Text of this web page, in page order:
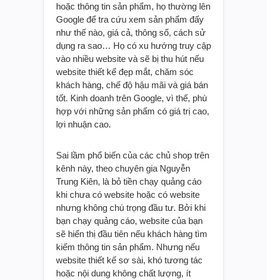
hoặc thông tin sản phẩm, họ thường lên
Google để tra cứu xem sản phẩm đấy
như thế nào, giá cả, thông số, cách sử
dụng ra sao… Họ có xu hướng truy cập
vào nhiều website và sẽ bị thu hút nếu
website thiết kế đẹp mắt, chăm sóc
khách hàng, chế độ hậu mãi và giá bán
tốt. Kinh doanh trên Google, vì thế, phù
hợp với những sản phẩm có giá trị cao,
lợi nhuận cao.
Sai lầm phổ biến của các chủ shop trên
kênh này, theo chuyên gia Nguyễn
Trung Kiên, là bỏ tiền chạy quảng cáo
khi chưa có website hoặc có website
nhưng không chú trọng đầu tư. Bởi khi
bạn chạy quảng cáo, website của bạn
sẽ hiển thị đầu tiên nếu khách hàng tìm
kiếm thông tin sản phẩm. Nhưng nếu
website thiết kế sơ sài, khó tương tác
hoặc nội dung không chất lượng, ít